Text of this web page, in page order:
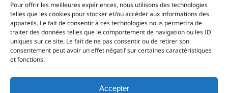
Pour offrir les meilleures expériences, nous utilisons des technologies
telles que les cookies pour stocker et/ou accéder aux informations des
appareils. Le fait de consentir à ces technologies nous permettra de
traiter des données telles que le comportement de navigation ou les ID
uniques sur ce site. Le fait de ne pas consentir ou de retirer son
consentement peut avoir un effet négatif sur certaines caractéristiques
et fonctions.
Accepter
2026 |LUBERON & SORGUES